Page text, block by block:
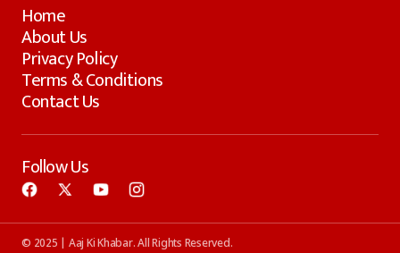
Home
About Us
Privacy Policy
Terms & Conditions
Contact Us
Follow Us
© 2025 | Aaj Ki Khabar. All Rights Reserved.